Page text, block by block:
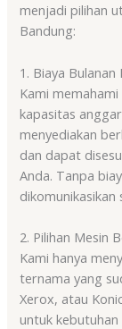
menjadi pilihan
Bandung:
1. Biaya Bulanan
Kami
kapasitas
menyediakan
dan dapat
Anda. Tanpa
2. Pilihan Mesin
Kami hanya
ternama yang
Xerox, atau
untuk